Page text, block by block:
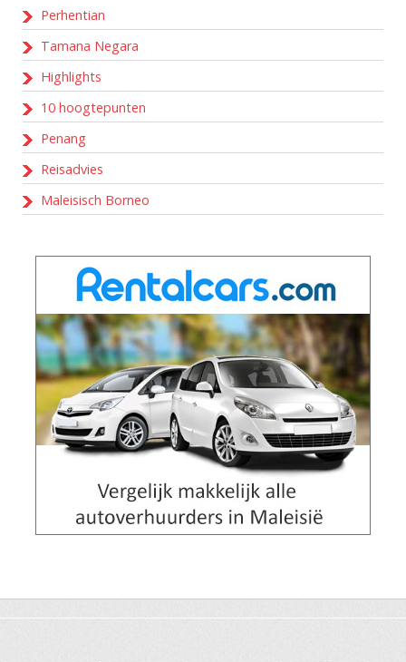
Perhentian
Tamana Negara
Highlights
10 hoogtepunten
Penang
Reisadvies
Maleisisch Borneo